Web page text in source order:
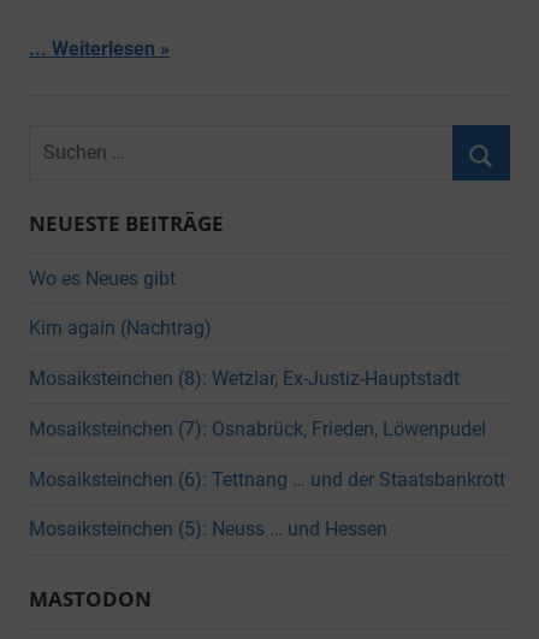
... Weiterlesen
Suchen
NEUESTE BEITRÄGE
Wo es Neues gibt
Kirn again (Nachtrag)
Mosaiksteinchen (8): Wetzlar, Ex-Justiz-Hauptstadt
Mosaiksteinchen (7): Osnabrück, Frieden, Löwenpudel
Mosaiksteinchen (6): Tettnang … und der Staatsbankrott
Mosaiksteinchen (5): Neuss … und Hessen
MASTODON